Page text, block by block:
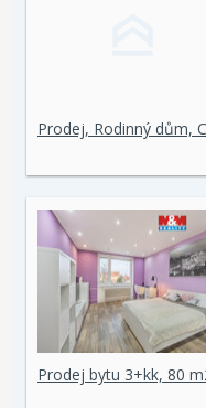
Prodej, Rodinný dům,
Prodej bytu 3+kk, 80